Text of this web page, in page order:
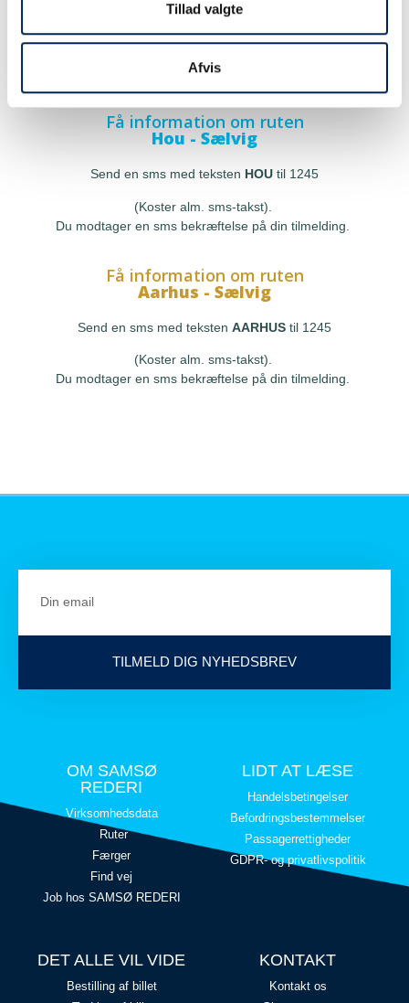
Tillad valgte
Afvis
Få information om ruten
Hou - Sælvig
Send en sms med teksten HOU til 1245
(Koster alm. sms-takst).
Du modtager en sms bekræftelse på din tilmelding.
Få information om ruten
Aarhus - Sælvig
Send en sms med teksten AARHUS til 1245
(Koster alm. sms-takst).
Du modtager en sms bekræftelse på din tilmelding.
TILMELD DIG NYHEDSBREV
OM SAMSØ
REDERI
Virksomhedsdata
Ruter
Færger
Find vej
Job hos SAMSØ REDERI
LIDT AT LÆSE
Handelsbetingelser
Befordringsbestemmelser
Passagerrettigheder
GDPR- og privatlivspolitik
DET ALLE VIL VIDE
Bestilling af billet
KONTAKT
Kontakt os